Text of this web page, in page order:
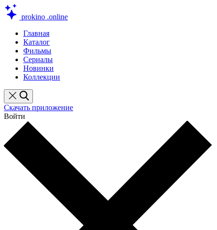
prokino .online
Главная
Каталог
Фильмы
Сериалы
Новинки
Коллекции
Скачать приложение
Войти